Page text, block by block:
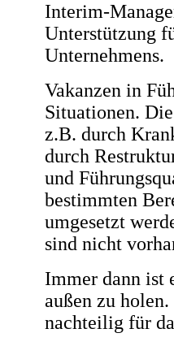
Interim-
Unterstützung
Unternehmens.
Vakanzen in
Situationen.
z.B. durch
durch
und
bestimmten
umgesetzt
sind nicht
Immer dann ist
außen zu
nachteilig für